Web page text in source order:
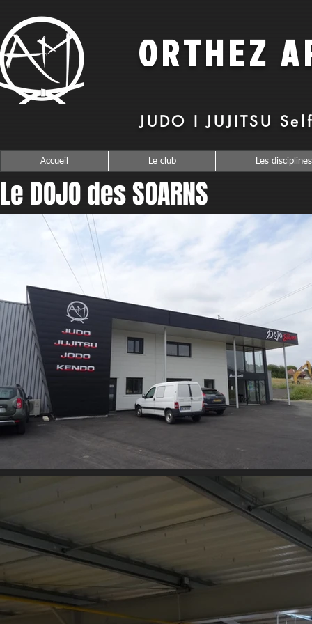
ORTHEZ
JUDO I JUJITSU
Accueil Le club Les disciplines
Le DOJO des SOARNS